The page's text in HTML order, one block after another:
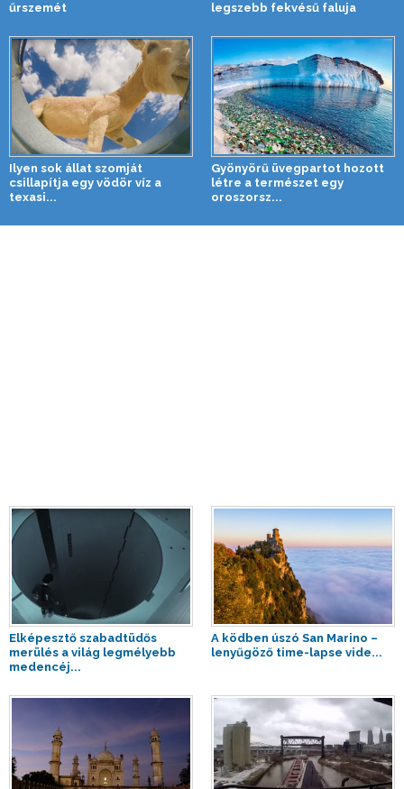
űrszemét
legszebb fekvésű faluja
Ilyen sok állat szomját
csillapítja egy vödör víz a
texasi...
Gyönyörű üvegpartot hozott
létre a természet egy
oroszorsz...
Elképesztő szabadtüdős
merülés a világ legmélyebb
medencéj...
A ködben úszó San Marino –
lenyűgöző time-lapse vide...